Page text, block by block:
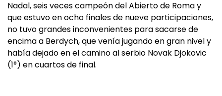
Nadal, seis veces campeón del Abierto de Roma y
que estuvo en ocho finales de nueve participaciones,
no tuvo grandes inconvenientes para sacarse de
encima a Berdych, que venía jugando en gran nivel y
había dejado en el camino al serbio Novak Djokovic
(1°) en cuartos de final.